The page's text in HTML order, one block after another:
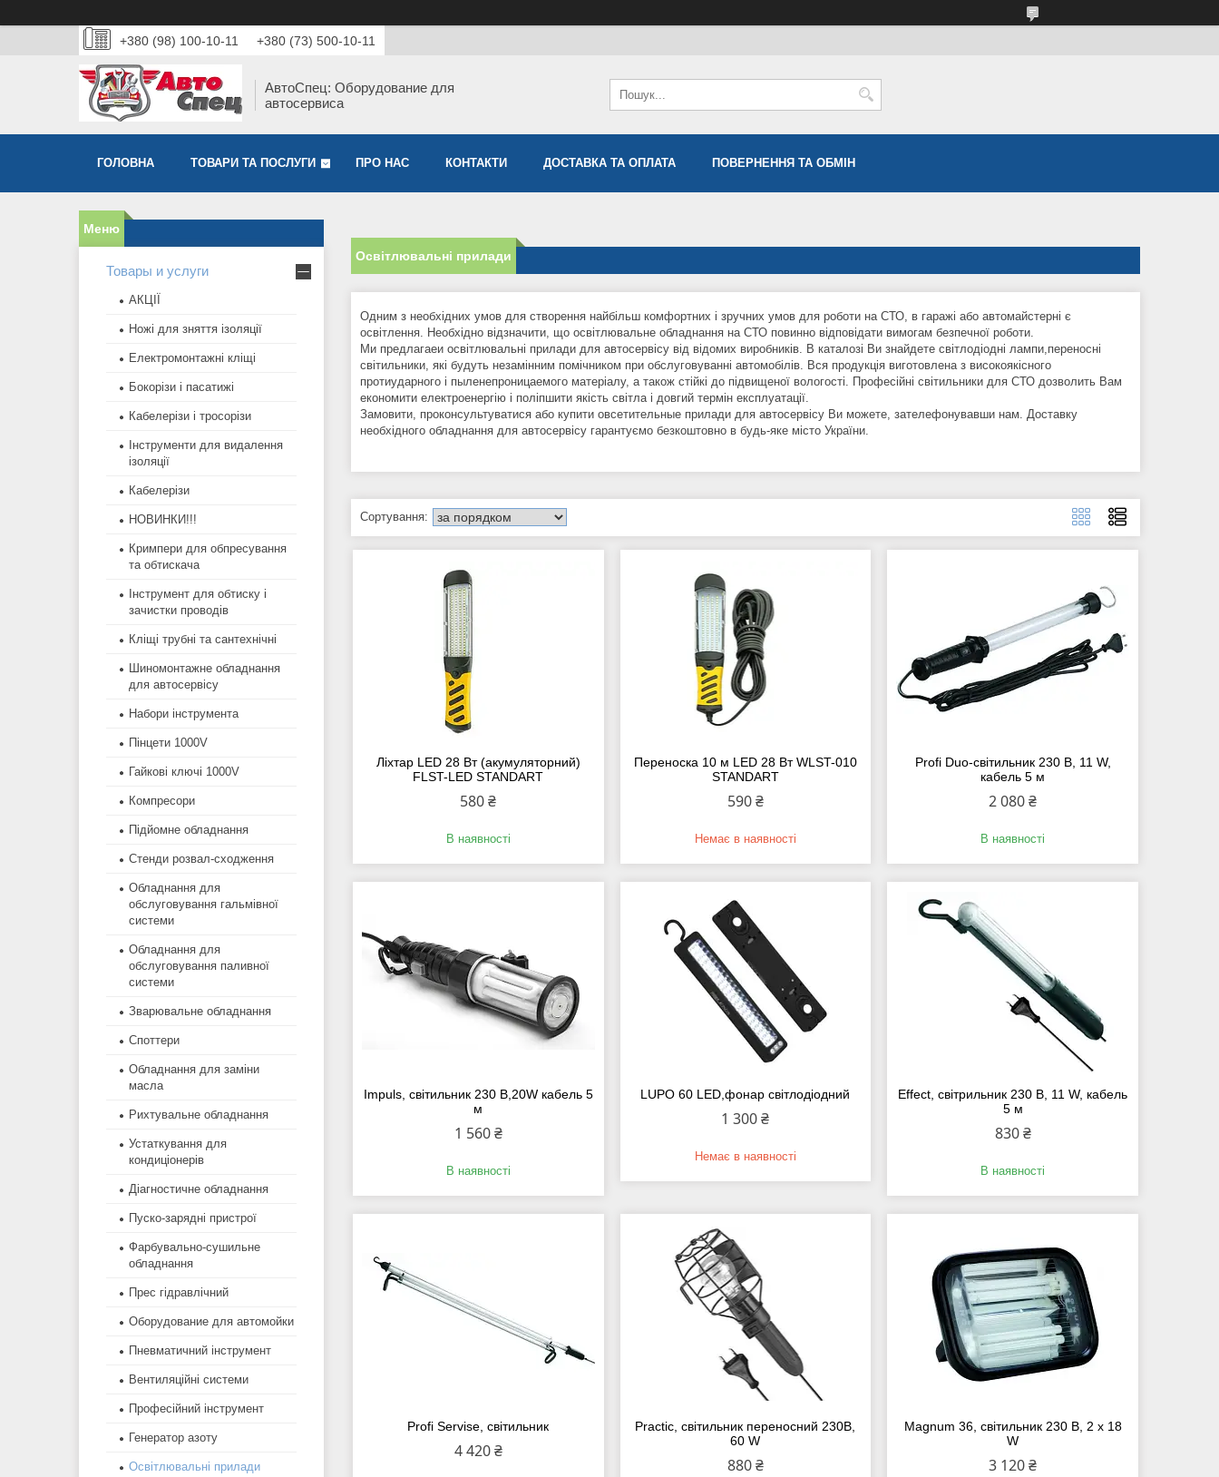
+380 (98) 100-10-11 +380 (73) 500-10-11
АвтоСпец: Оборудование для
автосервиса
ГОЛОВНА ТОВАРИ ТА ПОСЛУГИ ПРО НАС КОНТАКТИ ДОСТАВКА ТА ОПЛАТА ПОВЕРНЕННЯ ТА ОБМІН
Освітлювальні прилади
Одним з необхідних умов для створення найбільш комфортних і зручних умов для роботи на СТО, в гаражі або автомайстерні є
освітлення. Необхідно відзначити, що освітлювальне обладнання на СТО повинно відповідати вимогам безпечної роботи.
Ми предлагаеи освітлювальні прилади для автосервісу від відомих виробників. В каталозі Ви знайдете світлодіодні лампи,переносні
світильники, які будуть незамінним помічником при обслуговуванні автомобілів. Вся продукція виготовлена з високоякісного
протиударного і пыленепроницаемого матеріалу, а також стійкі до підвищеної вологості. Професійні світильники для СТО дозволить Вам
економити електроенергію і поліпшити якість світла і довгий термін експлуатації.
Замовити, проконсультуватися або купити овсетительные прилади для автосервісу Ви можете, зателефонувавши нам. Доставку
необхідного обладнання для автосервісу гарантуємо безкоштовно в будь-яке місто України.
Ліхтар LED 28 Вт (акумуляторний)
FLST-LED STANDART
580 ₴
В наявності
Переноска 10 м LED 28 Вт WLST-010
STANDART
590 ₴
Немає в наявності
Profi Duo-світильник 230 В, 11 W,
кабель 5 м
2 080 ₴
В наявності
Impuls, світильник 230 В,20W кабель 5
м
1 560 ₴
В наявності
LUPO 60 LED,фонар світлодіодний
1 300 ₴
Немає в наявності
Effect, cвітрильник 230 В, 11 W, кабель
5 м
830 ₴
В наявності
Profi Servise, світильник
4 420 ₴
Practic, світильник переносний 230B,
60 W
880 ₴
Magnum 36, світильник 230 В, 2 х 18
W
3 120 ₴
Товары и услуги
АКЦІЇ
Ножі для зняття ізоляції
Електромонтажні кліщі
Бокорізи і пасатижі
Кабелерізи і тросорізи
Інструменти для видалення
ізоляції
Кабелерізи
НОВИНКИ!!!
Кримпери для обпресування
та обтискача
Інструмент для обтиску і
зачистки проводів
Кліщі трубні та сантехнічні
Шиномонтажне обладнання
для автосервісу
Набори інструмента
Пінцети 1000V
Гайкові ключі 1000V
Компресори
Підйомне обладнання
Стенди розвал-сходження
Обладнання для
обслуговування гальмівної
системи
Обладнання для
обслуговування паливної
системи
Зварювальне обладнання
Споттери
Обладнання для заміни
масла
Рихтувальне обладнання
Устаткування для
кондиціонерів
Діагностичне обладнання
Пуско-зарядні пристрої
Фарбувально-сушильне
обладнання
Прес гідравлічний
Оборудование для автомойки
Пневматичний інструмент
Вентиляційні системи
Професійний інструмент
Генератор азоту
Освітлювальні прилади